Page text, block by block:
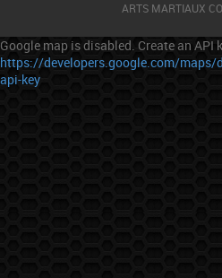
ARTS MARTIAUX
Google map is disabled. Create an API
https://developers.google.com/
api-key